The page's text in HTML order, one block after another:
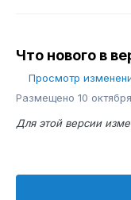
Что нового в
Просмотр
Размещено 10
Для этой версии